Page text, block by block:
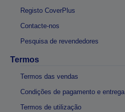
Registo CoverPlus
Contacte-nos
Pesquisa de revendedores
Termos
Termos das vendas
Condições de pagamento e entrega
Termos de utilização